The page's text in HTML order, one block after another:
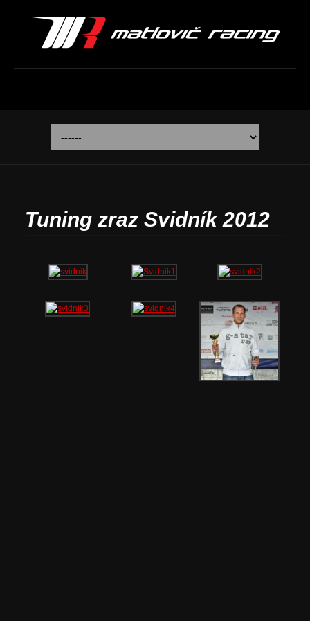
Tuning zraz Svidník 2012